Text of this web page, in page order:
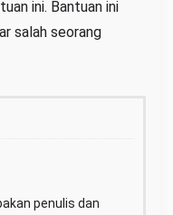
ini. Bantuan ini
salah seorang
penulis dan